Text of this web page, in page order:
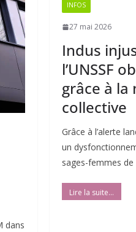
dans
INFOS
27 mai 2026
Indus
l’UNSSF
grâce à
collective
Grâce à l’alerte
un
sages-femmes de